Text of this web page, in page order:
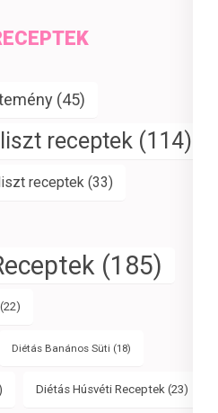
(45)
receptek (114)
receptek (33)
(185)
(22)
Diétás Banános Süti (18)
Diétás Húsvéti Receptek (23)